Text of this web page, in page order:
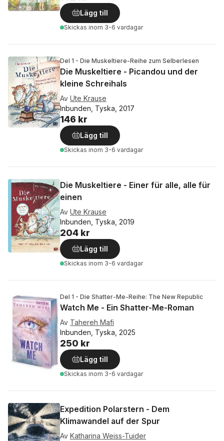
Lägg till
Skickas inom 3-6 vardagar
Del 1 - Die Muskeltiere-Reihe zum Selberlesen
Die Muskeltiere - Picandou und der
kleine Schreihals
Av Ute Krause
Inbunden, Tyska, 2017
146 kr
Lägg till
Skickas inom 3-6 vardagar
Die Muskeltiere - Einer für alle, alle für
einen
Av Ute Krause
Inbunden, Tyska, 2019
204 kr
Lägg till
Skickas inom 3-6 vardagar
Del 1 - Die Shatter-Me-Reihe: The New Republic
Watch Me - Ein Shatter-Me-Roman
Av Tahereh Mafi
Inbunden, Tyska, 2025
250 kr
Lägg till
Skickas inom 3-6 vardagar
Expedition Polarstern - Dem
Klimawandel auf der Spur
Av Katharina Weiss-Tuider